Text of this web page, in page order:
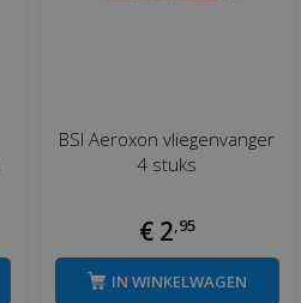
BSI Aeroxon vliegenvanger
4 stuks
€ 2 95
IN WINKELWAGEN